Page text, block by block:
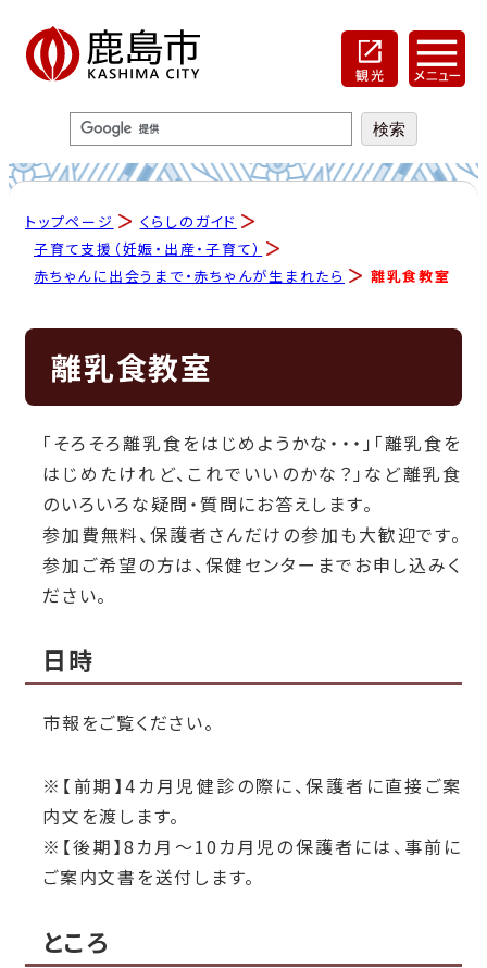
トップページ
くらしのガイド
子育て支援（妊娠・出産・子育て）
赤ちゃんに出会うまで・赤ちゃんが生まれたら
離乳食教室
離乳食教室
「そろそろ離乳食をはじめようかな・・・」「離乳食を
はじめたけれど、これでいいのかな？」など離乳食
のいろいろな疑問・質問にお答えします。
参加費無料、保護者さんだけの参加も大歓迎です。
参加ご希望の方は、保健センターまでお申し込みく
ださい。
日時
市報をご覧ください。
※【前期】4カ月児健診の際に、保護者に直接ご案
内文を渡します。
※【後期】8カ月～10カ月児の保護者には、事前に
ご案内文書を送付します。
ところ